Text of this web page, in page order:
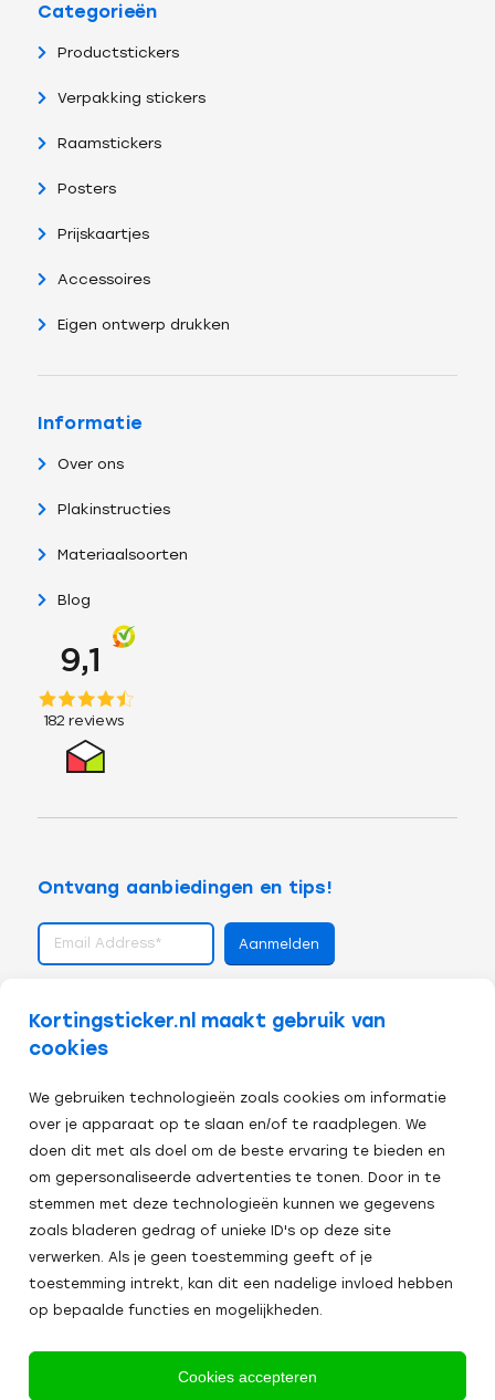
Kortingsticker.nl maakt gebruik van
cookies
We gebruiken technologieën zoals cookies om informatie
over je apparaat op te slaan en/of te raadplegen. We
doen dit met als doel om de beste ervaring te bieden en
om gepersonaliseerde advertenties te tonen. Door in te
stemmen met deze technologieën kunnen we gegevens
zoals bladeren gedrag of unieke ID's op deze site
verwerken. Als je geen toestemming geeft of je
toestemming intrekt, kan dit een nadelige invloed hebben
op bepaalde functies en mogelijkheden.
Cookies accepteren
Categorieën
Productstickers
Verpakking stickers
Raamstickers
Posters
Prijskaartjes
Accessoires
Eigen ontwerp drukken
Informatie
Over ons
Plakinstructies
Materiaalsoorten
Blog
Ontvang aanbiedingen en tips!
Veilig afrekenen: